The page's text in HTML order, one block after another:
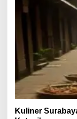
Kuliner